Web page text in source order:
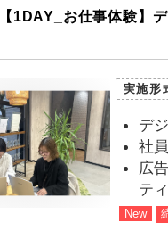
【1DAY_お仕事体験】
実施形
デ
社
広
テ
New